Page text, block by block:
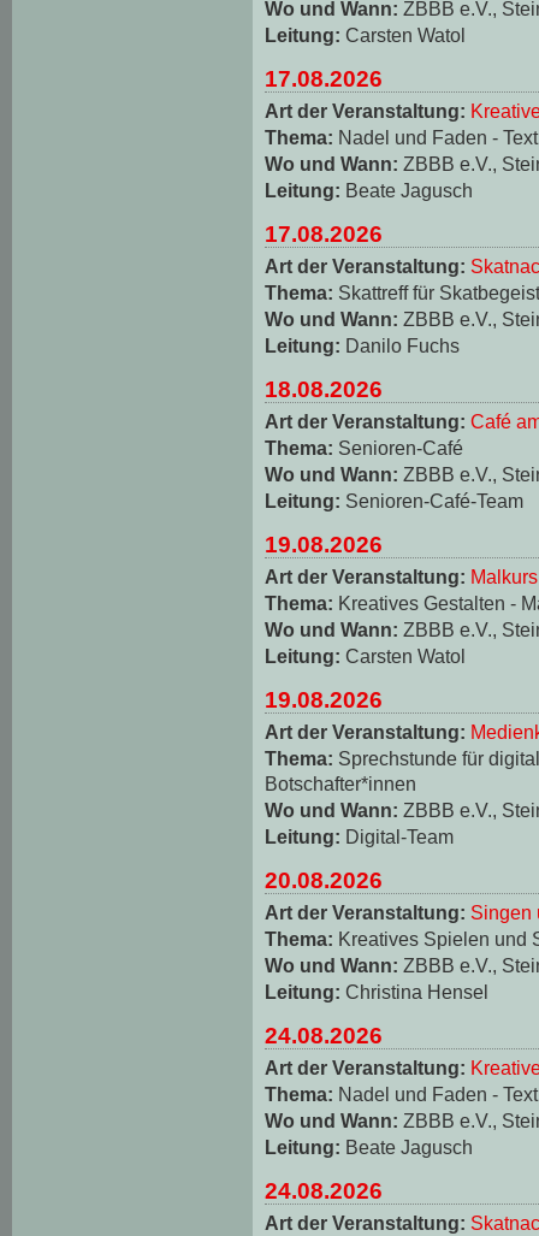
Wo und Wann: ZBBB e.V.,
Leitung: Carsten Watol
17.08.2026
Art der Veranstaltung:
Thema: Nadel und Faden -
Wo und Wann: ZBBB e.V.,
Leitung: Beate Jagusch
17.08.2026
Art der Veranstaltung:
Thema: Skattreff für
Wo und Wann: ZBBB e.V.,
Leitung: Danilo Fuchs
18.08.2026
Art der Veranstaltung: Café
Thema: Senioren-Café
Wo und Wann: ZBBB e.V.,
Leitung: Senioren-Café-Team
19.08.2026
Art der Veranstaltung: Malkurs
Thema: Kreatives Gestalten -
Wo und Wann: ZBBB e.V.,
Leitung: Carsten Watol
19.08.2026
Art der Veranstaltung:
Thema: Sprechstunde für
Botschafter*innen
Wo und Wann: ZBBB e.V.,
Leitung: Digital-Team
20.08.2026
Art der Veranstaltung: Singen
Thema: Kreatives Spielen und
Wo und Wann: ZBBB e.V.,
Leitung: Christina Hensel
24.08.2026
Art der Veranstaltung:
Thema: Nadel und Faden -
Wo und Wann: ZBBB e.V.,
Leitung: Beate Jagusch
24.08.2026
Art der Veranstaltung: